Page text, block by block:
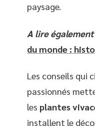
paysage.
A lire
du monde :
Les conseils qui
passionnés
les plantes
installent le